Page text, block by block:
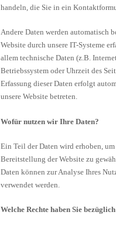
handeln, die Sie in ein
Andere Daten werden automatisch
Website durch unsere IT-Systeme
allem technische Daten (z.B.
Betriebssystem oder Uhrzeit des
Erfassung dieser Daten erfolgt
unsere Website betreten.
Wofür nutzen wir Ihre Daten?
Ein Teil der Daten wird erhoben,
Bereitstellung der Website zu
Daten können zur Analyse Ihres
verwendet werden.
Welche Rechte haben Sie